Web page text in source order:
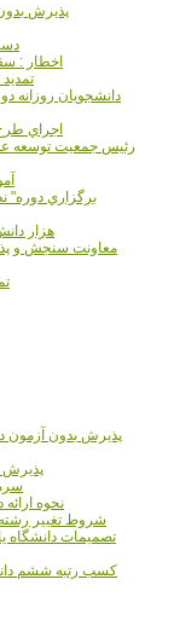
پذيرش
اخطار :
دانشجويان روزانه
اجراي طرح
رئيس جمعيت توسعه
برگزاري دوره"
40 هزار
معاونت سنجش و
پذیرش بدون آزمون
پذیرش
سرمایه
نحوه
شروط تغییر
تصمیمات دانشگاه
کسب رتبه ششم